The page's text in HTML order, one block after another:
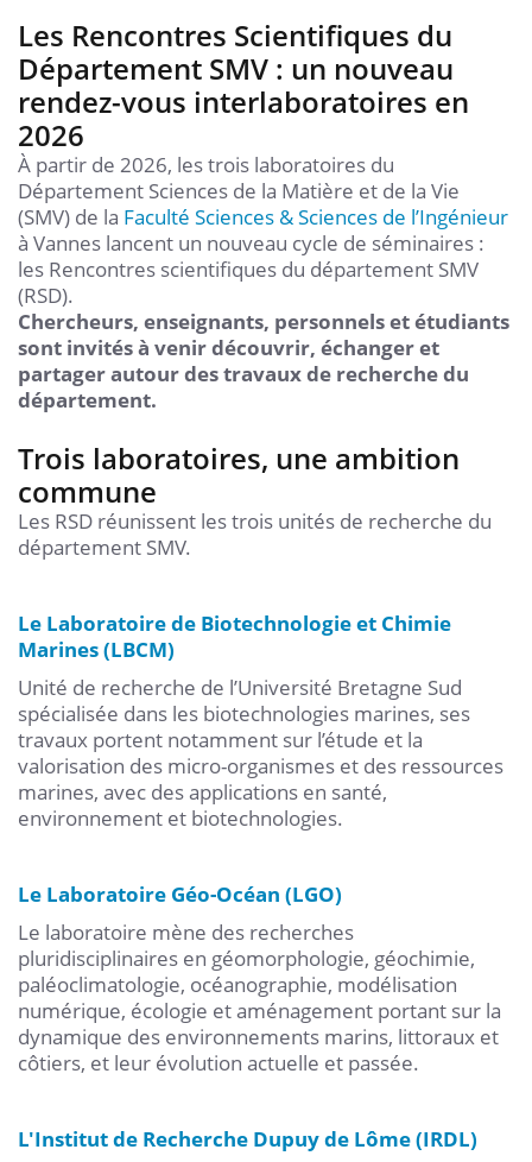
Les Rencontres Scientifiques du
Département SMV : un nouveau
rendez-vous interlaboratoires en
2026
À partir de 2026, les trois laboratoires du
Département Sciences de la Matière et de la Vie
(SMV) de la Faculté Sciences & Sciences de l’Ingénieur
à Vannes lancent un nouveau cycle de séminaires :
les Rencontres scientifiques du département SMV
(RSD).
Chercheurs, enseignants, personnels et étudiants
sont invités à venir découvrir, échanger et
partager autour des travaux de recherche du
département.
Trois laboratoires, une ambition
commune
Les RSD réunissent les trois unités de recherche du
département SMV.
Le Laboratoire de Biotechnologie et Chimie
Marines (LBCM)
Unité de recherche de l’Université Bretagne Sud
spécialisée dans les biotechnologies marines, ses
travaux portent notamment sur l’étude et la
valorisation des micro-organismes et des ressources
marines, avec des applications en santé,
environnement et biotechnologies.
Le Laboratoire Géo-Océan (LGO)
Le laboratoire mène des recherches
pluridisciplinaires en géomorphologie, géochimie,
paléoclimatologie, océanographie, modélisation
numérique, écologie et aménagement portant sur la
dynamique des environnements marins, littoraux et
côtiers, et leur évolution actuelle et passée.
L'Institut de Recherche Dupuy de Lôme (IRDL)